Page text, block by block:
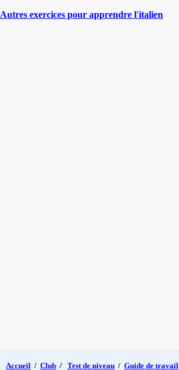
Autres exercices pour apprendre l'italien
Accueil / Club / Test de niveau / Guide de travail